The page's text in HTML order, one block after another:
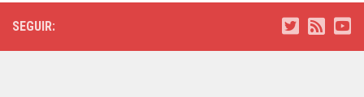
SEGUIR: